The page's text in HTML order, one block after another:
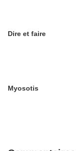
Dire et faire
Myosotis